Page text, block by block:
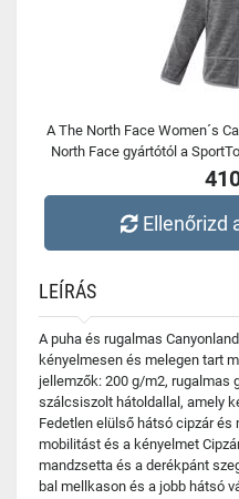
A The North Face Women´s
North Face gyártótól a
Ellenőrizd
LEÍRÁS
A puha és rugalmas
kényelmesen és melegen tart
jellemzők: 200 g/m2, rugalmas
szálcsiszolt hátoldallal, amely
Fedetlen elülső hátsó cipzár
mobilitást és a kényelmet
mandzsetta és a derékpánt
bal mellkason és a jobb hátsó